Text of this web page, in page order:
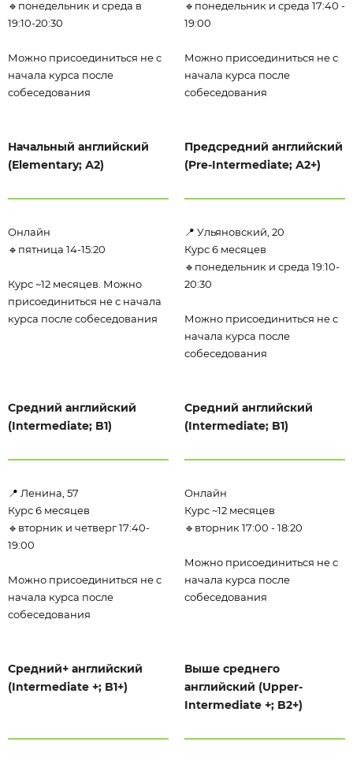
🔹понедельник и среда в
19:10-20:30
Можно присоединиться не с
начала курса после
собеседования
🔹понедельник и среда 17:40 -
19:00
Можно присоединиться не с
начала курса после
собеседования
Начальный английский
(Elementary; А2)
Онлайн
🔹пятница 14-15:20
Курс ~12 месяцев. Можно
присоединиться не с начала
курса после собеседования
Предсредний английский
(Pre-Intermediate; А2+)
📍 Ульяновский, 20
Курс 6 месяцев
🔹понедельник и среда 19:10-
20:30
Можно присоединиться не с
начала курса после
собеседования
Средний английский
(Intermediate; B1)
📍 Ленина, 57
Курс 6 месяцев
🔹вторник и четверг 17:40-
19:00
Можно присоединиться не с
начала курса после
собеседования
Средний английский
(Intermediate; B1)
Онлайн
Курс ~12 месяцев
🔹вторник 17:00 - 18:20
Можно присоединиться не с
начала курса после
собеседования
Средний+ английский
(Intermediate +; B1+)
Выше среднего
английский (Upper-
Intermediate +; B2+)